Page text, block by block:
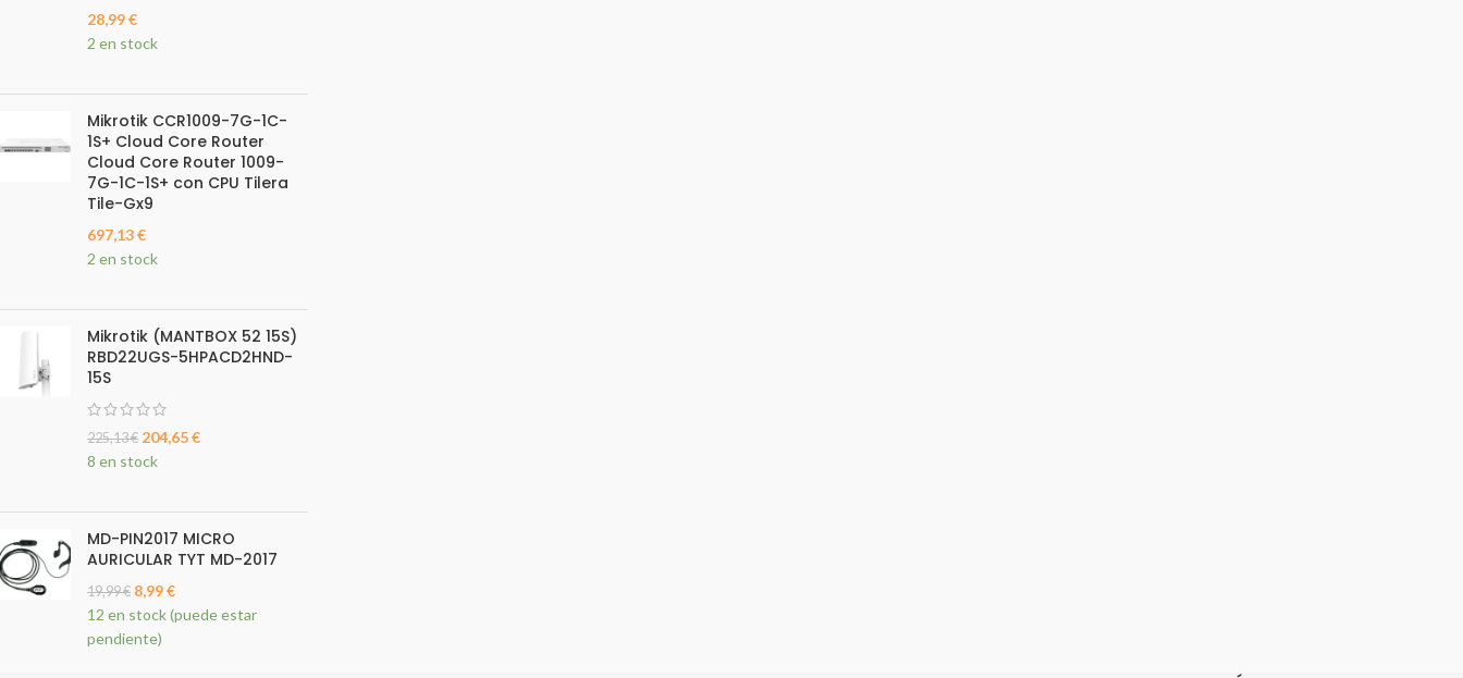
28,99€
2 en stock
Mikrotik CCR1009-7G-1C-
1S+ Cloud Core Router
Cloud Core Router 1009-
7G-1C-1S+ con CPU Tilera
Tile-Gx9
697,13€
2 en stock
Mikrotik (MANTBOX 52 15S)
RBD22UGS-5HPACD2HND-
15S
225,13€ 204,65€
8 en stock
MD-PIN2017 MICRO
AURICULAR TYT MD-2017
19,99€ 8,99€
12 en stock (puede estar
pendiente)